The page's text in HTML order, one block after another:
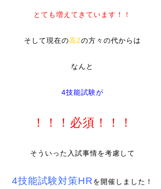
とても増えてきています！！
そして現在の高2の方々の代からは
なんと
4技能試験が
！！！必須！！！
そういった入試事情を考慮して
4技能試験対策HRを開催しました！